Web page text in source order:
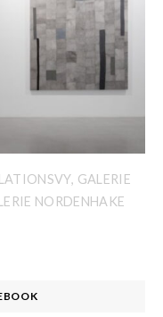
GALERIE
NORDENHAKE